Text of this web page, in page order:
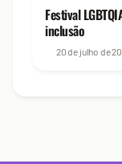
Festival
inclusão
20 de julho de